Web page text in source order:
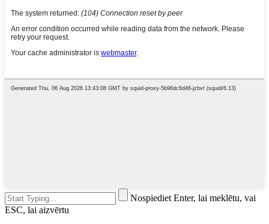
Nospiediet Enter, lai meklētu, vai
ESC, lai aizvērtu